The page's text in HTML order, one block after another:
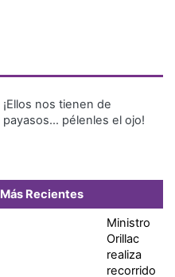
¡Ellos nos tienen de
payasos… pélenles el ojo!
Más Recientes
Ministro
Orillac
realiza
recorrido